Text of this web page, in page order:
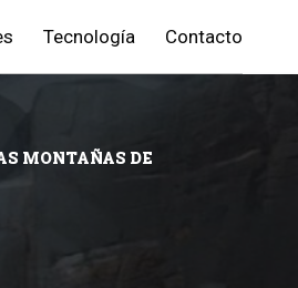
Tecnología Contacto
MONTAÑAS DE